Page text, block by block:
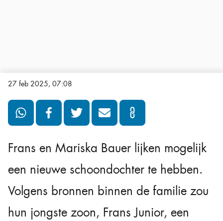
27 feb 2025, 07:08
Frans en Mariska Bauer lijken mogelijk
een nieuwe schoondochter te hebben.
Volgens bronnen binnen de familie zou
hun jongste zoon, Frans Junior, een